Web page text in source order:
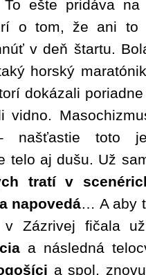
To ešte pridáva na
o tom, že ani to
v deň štartu.
horský
dokázali
vidno.
našťastie toto
telo aj dušu. Už
tratí v
napovedá… A aby
Zázrivej fičala už
a následná
a spol.